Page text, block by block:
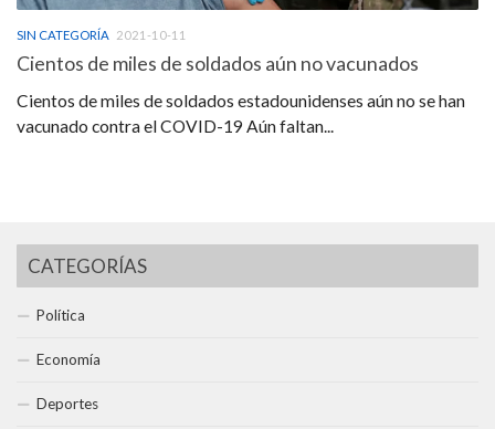
SIN CATEGORÍA 2021-10-11
Cientos de miles de soldados aún no vacunados
Cientos de miles de soldados estadounidenses aún no se han
vacunado contra el COVID-19 Aún faltan...
CATEGORÍAS
Política
Economía
Deportes